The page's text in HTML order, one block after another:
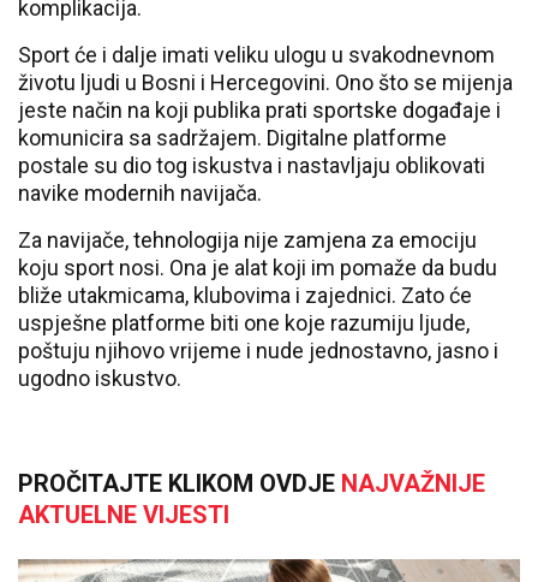
komplikacija.
Sport će i dalje imati veliku ulogu u svakodnevnom
životu ljudi u Bosni i Hercegovini. Ono što se mijenja
jeste način na koji publika prati sportske događaje i
komunicira sa sadržajem. Digitalne platforme
postale su dio tog iskustva i nastavljaju oblikovati
navike modernih navijača.
Za navijače, tehnologija nije zamjena za emociju
koju sport nosi. Ona je alat koji im pomaže da budu
bliže utakmicama, klubovima i zajednici. Zato će
uspješne platforme biti one koje razumiju ljude,
poštuju njihovo vrijeme i nude jednostavno, jasno i
ugodno iskustvo.
PROČITAJTE KLIKOM OVDJE NAJVAŽNIJE
AKTUELNE VIJESTI